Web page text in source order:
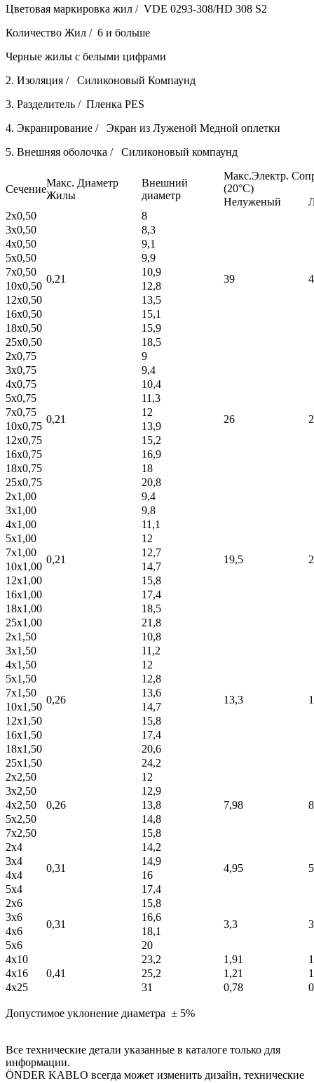
Цветовая маркировка жил / VDE 0293-308/HD 308 S2
Количество Жил / 6 и больше
Черные жилы с белыми цифрами
2. Изоляция / Силиконовый Компаунд
3. Разделитель / Пленка PES
4. Экранирование / Экран из Луженой Медной оплетки
5. Внешняя оболочка / Силиконовый компаунд
Сечение
Макс. Диаметр
Жилы
Внешний
диаметр
Макс.Электр.
(20°C)
Нелуженый
2x0,50
0,21
8
39
3x0,50
8,3
4x0,50
9,1
5x0,50
9,9
7x0,50
10,9
10x0,50
12,8
12x0,50
13,5
16x0,50
15,1
18x0,50
15,9
25x0,50
18,5
2x0,75
0,21
9
26
3x0,75
9,4
4x0,75
10,4
5x0,75
11,3
7x0,75
12
10x0,75
13,9
12x0,75
15,2
16x0,75
16,9
18x0,75
18
25x0,75
20,8
2x1,00
0,21
9,4
19,5
3x1,00
9,8
4x1,00
11,1
5x1,00
12
7x1,00
12,7
10x1,00
14,7
12x1,00
15,8
16x1,00
17,4
18x1,00
18,5
25x1,00
21,8
2x1,50
0,26
10,8
13,3
3x1,50
11,2
4x1,50
12
5x1,50
12,8
7x1,50
13,6
10x1,50
14,7
12x1,50
15,8
16x1,50
17,4
18x1,50
20,6
25x1,50
24,2
2x2,50
0,26
12
7,98
3x2,50
12,9
4x2,50
13,8
5x2,50
14,8
7x2,50
15,8
2x4
0,31
14,2
4,95
3x4
14,9
4x4
16
5x4
17,4
2x6
0,31
15,8
3,3
3x6
16,6
4x6
18,1
5x6
20
4x10
0,41
23,2 1,91
4x16
25,2 1,21
4x25
31 0,78
Допустимое уклонение диаметра ± 5%
Все технические детали указанные в каталоге только для
информации.
ÖNDER KABLO всегда может изменить дизайн, технические